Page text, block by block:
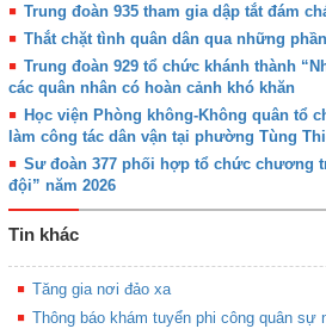
Trung đoàn 935 tham gia dập tắt đám
Thắt chặt tình quân dân qua những
Trung đoàn 929 tổ chức khánh thành
các quân nhân có hoàn cảnh khó khăn
Học viện Phòng không-Không quân tổ
làm công tác dân vận tại phường Tùng
Sư đoàn 377 phối hợp tổ chức chương
đội” năm 2026
Tin khác
Tăng gia nơi đảo xa
Thông báo khám tuyển phi công quân sự